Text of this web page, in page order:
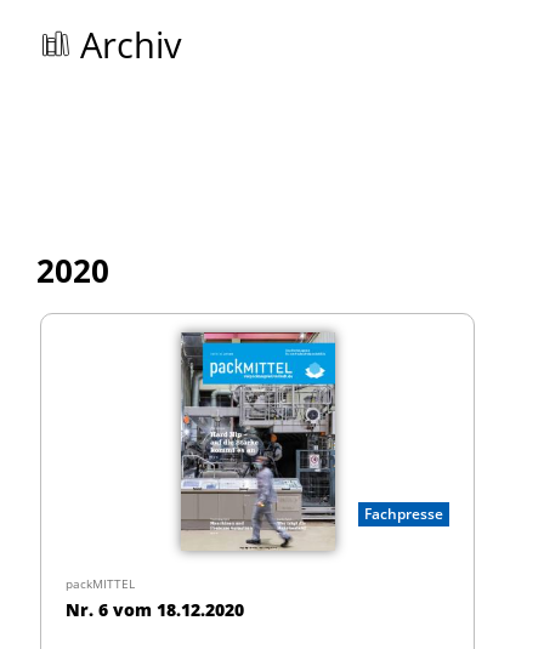
Archiv
2020
Fachpresse
packMITTEL
Nr. 6 vom 18.12.2020